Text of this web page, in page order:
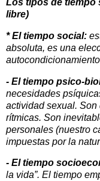
Los tipos de tiempo
libre)
* El tiempo social:
absoluta, es una
- El tiempo psico-
necesidades
actividad sexual.
rítmicas. Son
personales (nuestro
impuestas por la
- El tiempo
la vida”. El tiempo